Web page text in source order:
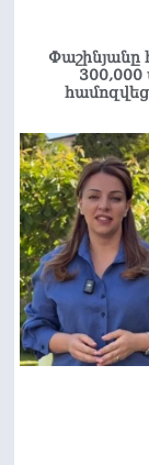
Փաշինյանը
300,000